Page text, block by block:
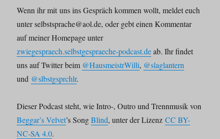
Wenn ihr mit uns ins Gespräch kommen wollt, meldet euch
unter selbstsprache@aol.de, oder gebt einen Kommentar
auf meiner Homepage unter
zwiegespraech.selbstgespraeche-podcast.deab. Ihr findet
uns auf Twitter beim @HausmeistrWilli, @slaglantern
und @slbstgsprchlr.
Dieser Podcast steht, wie Intro-, Outro und Trennmusik von
Beggar’s Velvet’s SongBlind, unter der LizenzCC BY-
NC-SA 4.0.